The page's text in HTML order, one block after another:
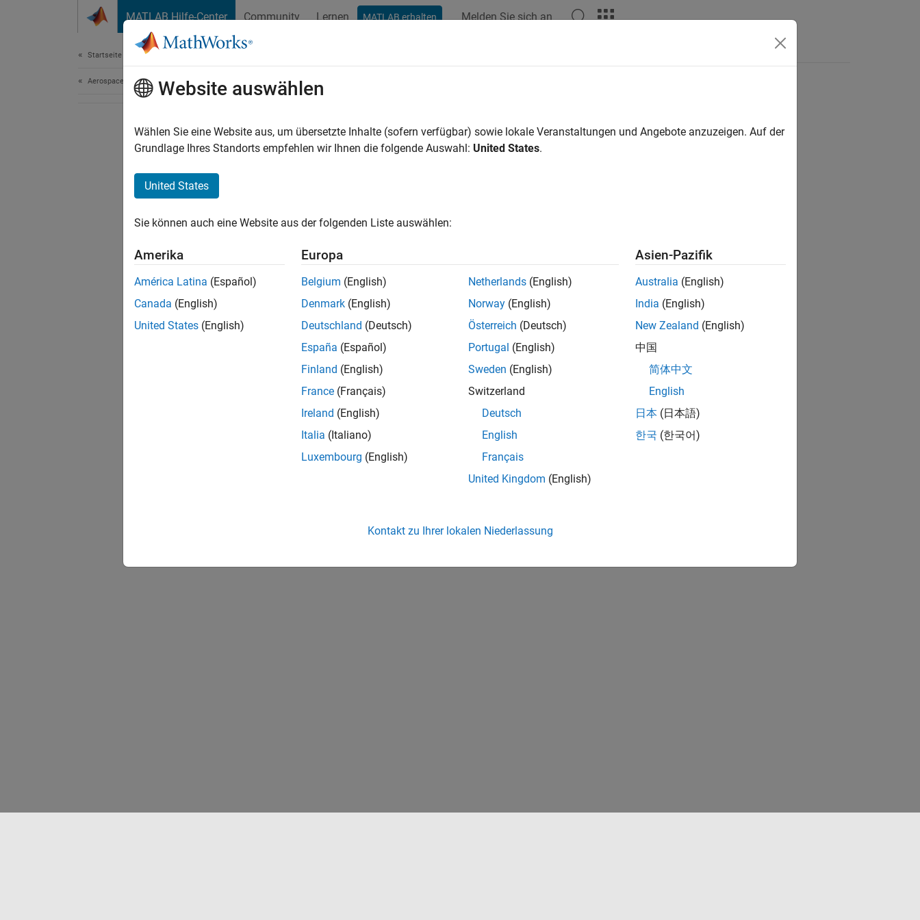
MATLAB Hilfe-Center Community Lernen MATLAB erhalten Melden Sie sich an
Startseite der Dokumentation
Aerospace and Defense
How useful was this information?
Website auswählen
Wählen Sie eine Website aus, um übersetzte Inhalte (sofern verfügbar) sowie lokale Veranstaltungen und Angebote anzuzeigen. Auf der
Grundlage Ihres Standorts empfehlen wir Ihnen die folgende Auswahl: United States.
United States
Sie können auch eine Website aus der folgenden Liste auswählen:
Amerika
América Latina (Español)
Canada (English)
United States (English)
Europa
Belgium (English)
Denmark (English)
Deutschland (Deutsch)
España (Español)
Finland (English)
France (Français)
Ireland (English)
Italia (Italiano)
Luxembourg (English)
Netherlands (English)
Norway (English)
Österreich (Deutsch)
Portugal (English)
Sweden (English)
Switzerland
Deutsch
English
Français
United Kingdom (English)
Asien-Pazifik
Australia (English)
India (English)
New Zealand (English)
中国
简体中文
English
日本 (日本語)
한국 (한국어)
Kontakt zu Ihrer lokalen Niederlassung